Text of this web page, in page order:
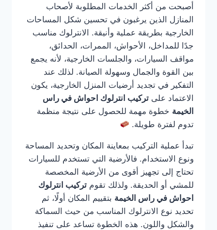
أصبحت من أكثر الخدمات المطلوبة لأصحاب
المنازل الذين يرغبون في تحسين شكل المساحات
الخارجية بطريقة عملية وأنيقة. الانترلوك مناسب
جدًا للمداخل، الأحواش، الممرات، الحدائق،
مواقف السيارات، والجلسات الخارجية، لأنه يجمع
بين القوة والجمال وسهولة الصيانة. لذلك عند
التفكير في تجديد أرضيات المنزل الخارجية، يكون
الاعتماد على تركيب انترلوك احواش في راس
الخيمة خطوة مهمة للحصول على نتيجة منظمة
تدوم لفترة طويلة.
تبدأ عملية التركيب بمعاينة المكان وتحديد المساحة
ونوع الاستخدام. فالأرضية التي تستخدم للسيارات
تحتاج إلى تجهيز أقوى من الأرضية المخصصة
للمشي أو الحديقة. ولذلك تقوم تركيب انترلوك
احواش في راس الخيمة بتقييم المكان أولًا، ثم
تحديد نوع الانترلوك المناسب من حيث السماكة
والشكل واللون. هذه الخطوة تساعد على تنفيذ